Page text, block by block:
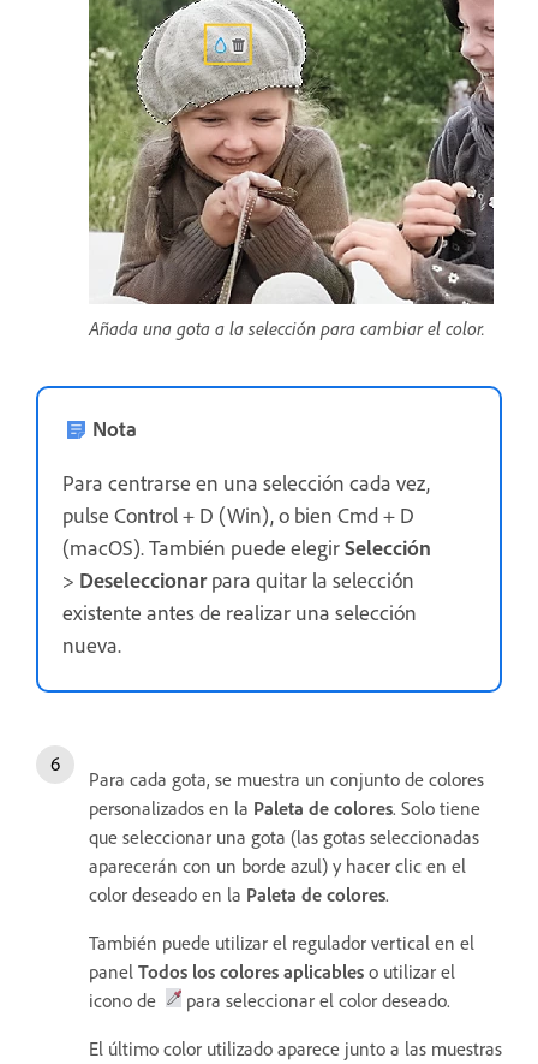
Añada una gota a la selección para cambiar el color.
Nota
Para centrarse en una selección cada vez,
pulse Control + D (Win), o bien Cmd + D
(macOS). También puede elegirSelección
> Deseleccionarpara quitar la selección
existente antes de realizar una selección
nueva.
Para cada gota, se muestra un conjunto de colores
personalizados en la Paleta de colores. Solo tiene
que seleccionar una gota (las gotas seleccionadas
aparecerán con un borde azul) y hacer clic en el
color deseado en la Paleta de colores.
También puede utilizar el regulador vertical en el
panel Todos los colores aplicables o utilizar el
icono de
para seleccionar el color deseado.
El último color utilizado aparece junto a las muestras